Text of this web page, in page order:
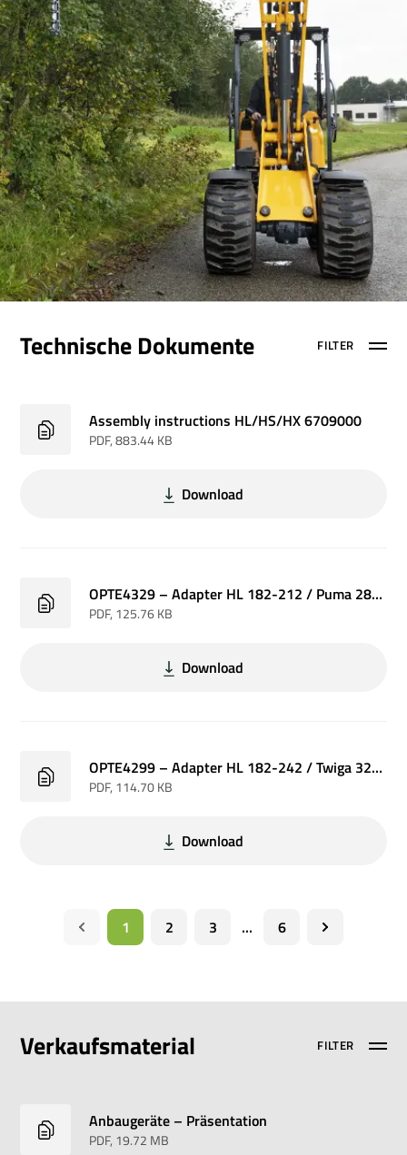
Technische Dokumente FILTER
Assembly instructions HL/HS/HX 6709000
PDF, 883.44 KB
Download
OPTE4329 – Adapter HL 182-212 / Puma 2803
PDF, 125.76 KB
Download
OPTE4299 – Adapter HL 182-242 / Twiga 320-420
PDF, 114.70 KB
Download
1 2 3 ... 6
Verkaufsmaterial FILTER
Anbaugeräte – Präsentation
PDF, 19.72 MB